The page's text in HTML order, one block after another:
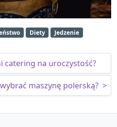
Diety
Jedzenie
catering na uroczystość?
wybrać maszynę polerską? >